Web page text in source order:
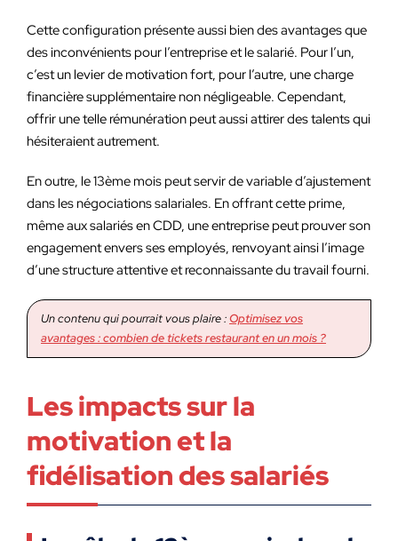
Cette configuration présente aussi bien des avantages que
des inconvénients pour l’entreprise et le salarié. Pour l’un,
c’est un levier de motivation fort, pour l’autre, une charge
financière supplémentaire non négligeable. Cependant,
offrir une telle rémunération peut aussi attirer des talents qui
hésiteraient autrement.
En outre, le 13ème mois peut servir de variable d’ajustement
dans les négociations salariales. En offrant cette prime,
même aux salariés en CDD, une entreprise peut prouver son
engagement envers ses employés, renvoyant ainsi l’image
d’une structure attentive et reconnaissante du travail fourni.
Un contenu qui pourrait vous plaire :Optimisez vos
avantages : combien de tickets restaurant en un mois ?
Les impacts sur la
motivation et la
fidélisation des salariés